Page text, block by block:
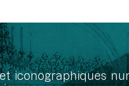
iconographiques